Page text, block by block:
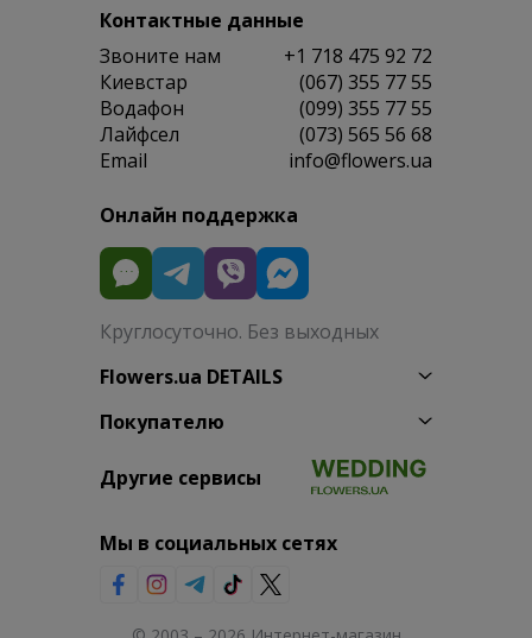
Контактные данные
Звоните нам
+1 718 475 92 72
Киевстар
(067) 355 77 55
Водафон
(099) 355 77 55
Лайфсел
(073) 565 56 68
Email
info@flowers.ua
Онлайн поддержка
Круглосуточно. Без выходных
Flowers.ua DETAILS
Покупателю
Другие сервисы
Мы в социальных сетях